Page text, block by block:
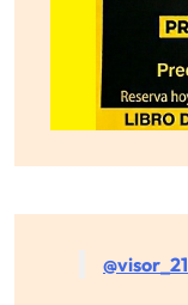
@visor_21